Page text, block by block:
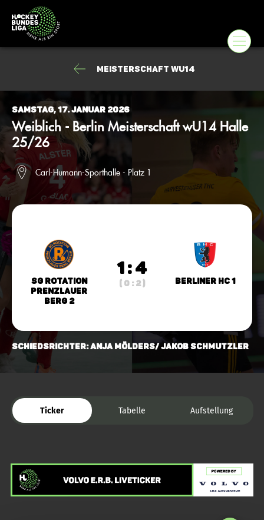
Meisterschaft wU14
Samstag, 17. Januar 2026
Weiblich - Berlin Meisterschaft wU14 Halle
25/26
Carl-Humann-Sporthalle - Platz 1
SG Rotation
Prenzlauer
Berg 2
1 : 4
( 0 : 2 ) Berliner HC 1
Schiedsrichter: Anja Mölders/ Jakob Schmutzler
Ticker Tabelle Aufstellung